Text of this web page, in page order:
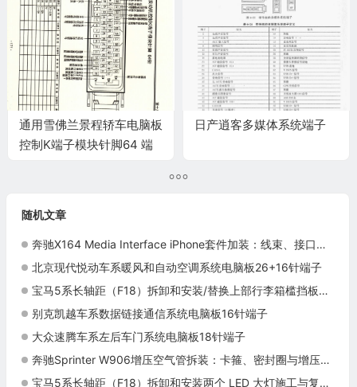
通用雪佛兰景程轿车电脑板
控制K端子模块针脚64 端
日产逍客多媒体系统端子
随机文章
奔驰X164 Media Interface iPhone套件加装：线束、接口与主机测试
北京现代悦动车系暖风和自动空调系统电脑板26+16针端子
宝马5系长轴距（F18）拆卸和安装/替换上部行李箱槛挡板施工与复检标准
别克凯越车系数据链接通信系统电脑板16针端子
大众速腾车系左后车门系统电脑板18针端子
奔驰Sprinter W906增压空气管拆装：卡箍、密封圈与增压泄漏复查
宝马5系长轴距（F18）拆卸和安装两个 LED 大灯施工与复检标准